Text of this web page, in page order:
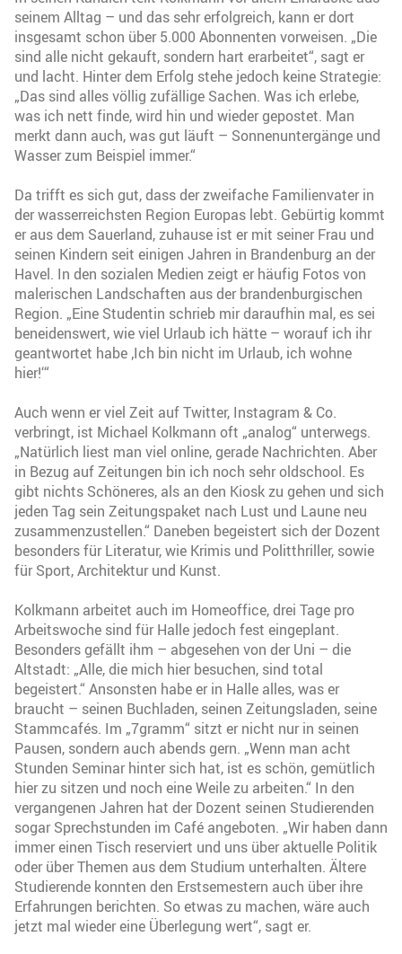
seinem Alltag – und das sehr erfolgreich, kann er dort
insgesamt schon über 5.000 Abonnenten vorweisen. „Die
sind alle nicht gekauft, sondern hart erarbeitet“, sagt er
und lacht. Hinter dem Erfolg stehe jedoch keine Strategie:
„Das sind alles völlig zufällige Sachen. Was ich erlebe,
was ich nett finde, wird hin und wieder gepostet. Man
merkt dann auch, was gut läuft – Sonnenuntergänge und
Wasser zum Beispiel immer.“
Da trifft es sich gut, dass der zweifache Familienvater in
der wasserreichsten Region Europas lebt. Gebürtig kommt
er aus dem Sauerland, zuhause ist er mit seiner Frau und
seinen Kindern seit einigen Jahren in Brandenburg an der
Havel. In den sozialen Medien zeigt er häufig Fotos von
malerischen Landschaften aus der brandenburgischen
Region. „Eine Studentin schrieb mir daraufhin mal, es sei
beneidenswert, wie viel Urlaub ich hätte – worauf ich ihr
geantwortet habe ‚Ich bin nicht im Urlaub, ich wohne
hier!‘“
Auch wenn er viel Zeit auf Twitter, Instagram & Co.
verbringt, ist Michael Kolkmann oft „analog“ unterwegs.
„Natürlich liest man viel online, gerade Nachrichten. Aber
in Bezug auf Zeitungen bin ich noch sehr oldschool. Es
gibt nichts Schöneres, als an den Kiosk zu gehen und sich
jeden Tag sein Zeitungspaket nach Lust und Laune neu
zusammenzustellen.“ Daneben begeistert sich der Dozent
besonders für Literatur, wie Krimis und Politthriller, sowie
für Sport, Architektur und Kunst.
Kolkmann arbeitet auch im Homeoffice, drei Tage pro
Arbeitswoche sind für Halle jedoch fest eingeplant.
Besonders gefällt ihm – abgesehen von der Uni – die
Altstadt: „Alle, die mich hier besuchen, sind total
begeistert.“ Ansonsten habe er in Halle alles, was er
braucht – seinen Buchladen, seinen Zeitungsladen, seine
Stammcafés. Im „7gramm“ sitzt er nicht nur in seinen
Pausen, sondern auch abends gern. „Wenn man acht
Stunden Seminar hinter sich hat, ist es schön, gemütlich
hier zu sitzen und noch eine Weile zu arbeiten.“ In den
vergangenen Jahren hat der Dozent seinen Studierenden
sogar Sprechstunden im Café angeboten. „Wir haben dann
immer einen Tisch reserviert und uns über aktuelle Politik
oder über Themen aus dem Studium unterhalten. Ältere
Studierende konnten den Erstsemestern auch über ihre
Erfahrungen berichten. So etwas zu machen, wäre auch
jetzt mal wieder eine Überlegung wert“, sagt er.